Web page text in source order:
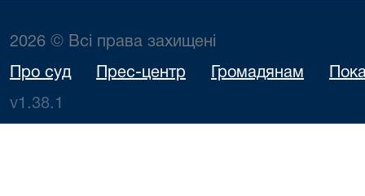
2026 © Всі права захищені
Про суд Прес-центр Громадянам
v1.38.1